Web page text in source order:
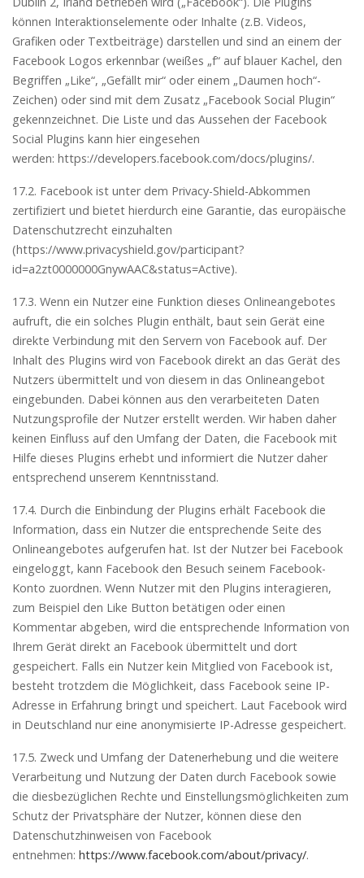
können Interaktionselemente oder Inhalte (z.B. Videos,
Grafiken oder Textbeiträge) darstellen und sind an einem der
Facebook Logos erkennbar (weißes „f“ auf blauer Kachel, den
Begriffen „Like“, „Gefällt mir“ oder einem „Daumen hoch“-
Zeichen) oder sind mit dem Zusatz „Facebook Social Plugin“
gekennzeichnet. Die Liste und das Aussehen der Facebook
Social Plugins kann hier eingesehen
werden: https://developers.facebook.com/docs/plugins/.
17.2. Facebook ist unter dem Privacy-Shield-Abkommen
zertifiziert und bietet hierdurch eine Garantie, das europäische
Datenschutzrecht einzuhalten
(https://www.privacyshield.gov/participant?
id=a2zt0000000GnywAAC&status=Active).
17.3. Wenn ein Nutzer eine Funktion dieses Onlineangebotes
aufruft, die ein solches Plugin enthält, baut sein Gerät eine
direkte Verbindung mit den Servern von Facebook auf. Der
Inhalt des Plugins wird von Facebook direkt an das Gerät des
Nutzers übermittelt und von diesem in das Onlineangebot
eingebunden. Dabei können aus den verarbeiteten Daten
Nutzungsprofile der Nutzer erstellt werden. Wir haben daher
keinen Einfluss auf den Umfang der Daten, die Facebook mit
Hilfe dieses Plugins erhebt und informiert die Nutzer daher
entsprechend unserem Kenntnisstand.
17.4. Durch die Einbindung der Plugins erhält Facebook die
Information, dass ein Nutzer die entsprechende Seite des
Onlineangebotes aufgerufen hat. Ist der Nutzer bei Facebook
eingeloggt, kann Facebook den Besuch seinem Facebook-
Konto zuordnen. Wenn Nutzer mit den Plugins interagieren,
zum Beispiel den Like Button betätigen oder einen
Kommentar abgeben, wird die entsprechende Information von
Ihrem Gerät direkt an Facebook übermittelt und dort
gespeichert. Falls ein Nutzer kein Mitglied von Facebook ist,
besteht trotzdem die Möglichkeit, dass Facebook seine IP-
Adresse in Erfahrung bringt und speichert. Laut Facebook wird
in Deutschland nur eine anonymisierte IP-Adresse gespeichert.
17.5. Zweck und Umfang der Datenerhebung und die weitere
Verarbeitung und Nutzung der Daten durch Facebook sowie
die diesbezüglichen Rechte und Einstellungsmöglichkeiten zum
Schutz der Privatsphäre der Nutzer, können diese den
Datenschutzhinweisen von Facebook
entnehmen: https://www.facebook.com/about/privacy/.